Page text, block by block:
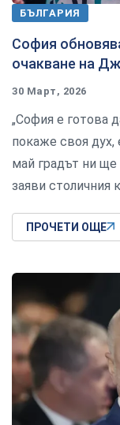
БЪЛГАРИЯ
София
очакване на
30 Март, 2026
„София е готова
покаже своя дух,
май градът ни ще
заяви столичния
ПРОЧЕТИ ОЩЕ